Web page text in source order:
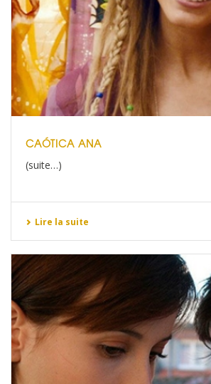
CAÓTICA ANA
(suite…)
Lire la suite